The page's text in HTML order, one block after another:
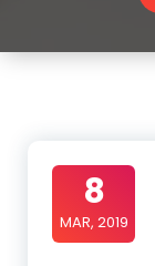
8
MAR, 2019